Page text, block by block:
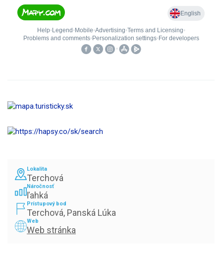
Lokalita
Terchová
Náročnosť
ľahká
Prístupový bod
Terchová, Panská Lúka
Web
Web stránka